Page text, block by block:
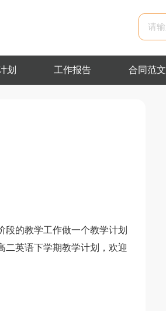
划 工作报告 合同范文
的教学工作做一个教学计划
二英语下学期教学计划，欢迎